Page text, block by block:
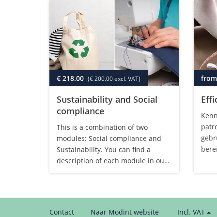
€ 218.00 (€ 200.00 excl. VAT)
Sustainability and Social
compliance
This is a combination of two
modules: Social compliance and
Sustainability. You can find a
description of each module in our
Contact Naar Modint website
Price
Incl. VAT